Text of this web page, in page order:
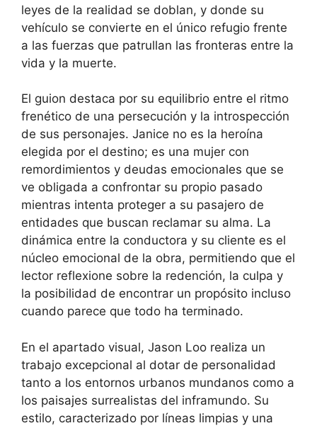
leyes de la realidad se doblan, y donde su
vehículo se convierte en el único refugio frente
a las fuerzas que patrullan las fronteras entre la
vida y la muerte.
El guion destaca por su equilibrio entre el ritmo
frenético de una persecución y la introspección
de sus personajes. Janice no es la heroína
elegida por el destino; es una mujer con
remordimientos y deudas emocionales que se
ve obligada a confrontar su propio pasado
mientras intenta proteger a su pasajero de
entidades que buscan reclamar su alma. La
dinámica entre la conductora y su cliente es el
núcleo emocional de la obra, permitiendo que el
lector reflexione sobre la redención, la culpa y
la posibilidad de encontrar un propósito incluso
cuando parece que todo ha terminado.
En el apartado visual, Jason Loo realiza un
trabajo excepcional al dotar de personalidad
tanto a los entornos urbanos mundanos como a
los paisajes surrealistas del inframundo. Su
estilo, caracterizado por líneas limpias y una